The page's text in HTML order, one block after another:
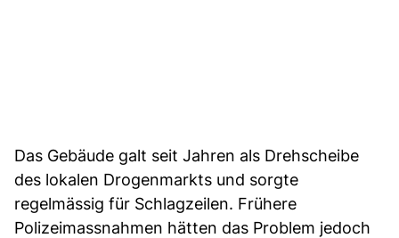
Das Gebäude galt seit Jahren als Drehscheibe
des lokalen Drogenmarkts und sorgte
regelmässig für Schlagzeilen. Frühere
Polizeimassnahmen hätten das Problem jedoch